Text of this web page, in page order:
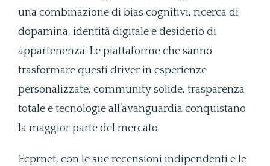
una combinazione di bias cognitivi, ricerca di
dopamina, identità digitale e desiderio di
appartenenza. Le piattaforme che sanno
trasformare questi driver in esperienze
personalizzate, community solide, trasparenza
totale e tecnologie all’avanguardia conquistano
la maggior parte del mercato.
Ecprnet, con le sue recensioni indipendenti e le